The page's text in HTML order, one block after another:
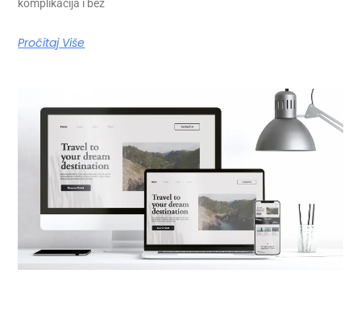
komplikacija i bez
Pročitaj Više